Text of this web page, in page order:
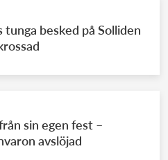
tunga besked på Solliden
sin egen fest –
avslöjad